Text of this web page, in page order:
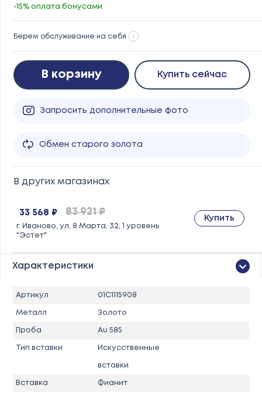
-15% оплата бонусами
Берем обслуживание на себя i
В корзину Купить сейчас
Запросить дополнительные фото
Обмен старого золота
В других магазинах
33 568 ₽ 83 921 ₽
г. Иваново, ул. 8 Марта, 32, 1 уровень
"Эстет"
Купить
Характеристики
Артикул 01С1115908
Металл Золото
Проба Au 585
Тип вставки Искусственные
вставки
Вставка Фианит